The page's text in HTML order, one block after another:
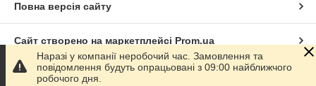
Повна версія сайту
Сайт створено на маркетплейсі Prom.ua
Політика конфіденційності
Наразі у компанії неробочий час. Замовлення та
повідомлення будуть опрацьовані з 09:00 найближчого
робочого дня.